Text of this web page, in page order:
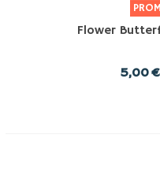
Flower
5,00 €